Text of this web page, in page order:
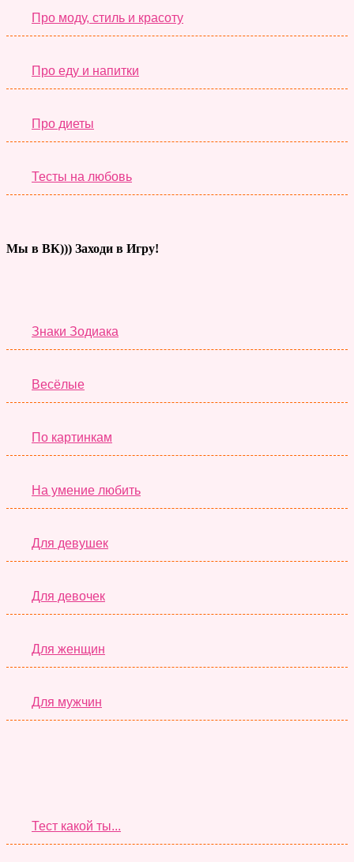
Про моду, стиль и красоту
Про еду и напитки
Про диеты
Тесты на любовь
Мы в ВК))) Заходи в Игру!
Знаки Зодиака
Весёлые
По картинкам
На умение любить
Для девушек
Для девочек
Для женщин
Для мужчин
Тест какой ты...